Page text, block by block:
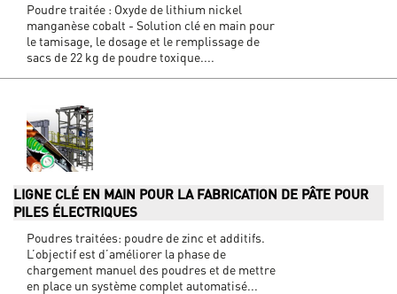
Poudre traitée : Oxyde de lithium nickel
manganèse cobalt - Solution clé en main pour
le tamisage, le dosage et le remplissage de
sacs de 22 kg de poudre toxique....
LIGNE CLÉ EN MAIN POUR LA FABRICATION DE PÂTE POUR
PILES ÉLECTRIQUES
Poudres traitées: poudre de zinc et additifs.
L’objectif est d’améliorer la phase de
chargement manuel des poudres et de mettre
en place un système complet automatisé...